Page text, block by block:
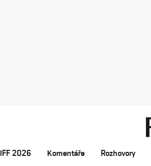
2026 Komentáře Rozhovory